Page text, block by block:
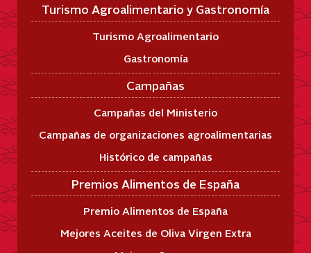
Turismo Agroalimentario y Gastronomía
Turismo Agroalimentario
Gastronomía
Campañas
Campañas del Ministerio
Campañas de organizaciones agroalimentarias
Histórico de campañas
Premios Alimentos de España
Premio Alimentos de España
Mejores Aceites de Oliva Virgen Extra